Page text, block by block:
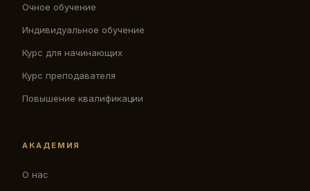
Очное обучение
Индивидуальное обучение
Курс для начинающих
Курс преподавателя
Повышение квалификации
АКАДЕМИЯ
О нас